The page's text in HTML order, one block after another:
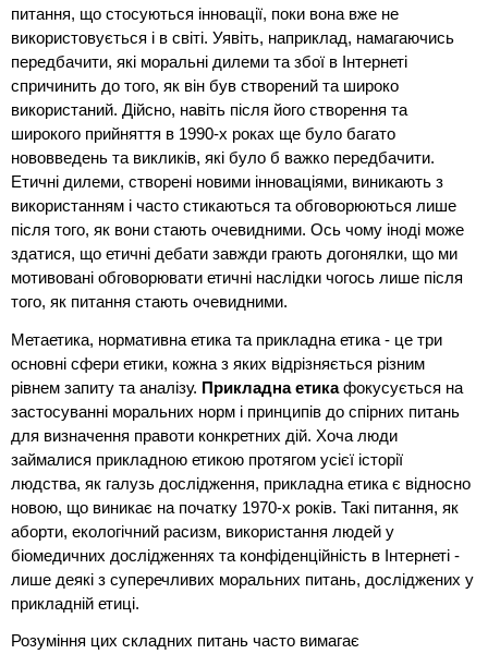
питання, що стосуються інновації, поки вона вже не
використовується і в світі. Уявіть, наприклад, намагаючись
передбачити, які моральні дилеми та збої в Інтернеті
спричинить до того, як він був створений та широко
використаний. Дійсно, навіть після його створення та
широкого прийняття в 1990-х роках ще було багато
нововведень та викликів, які було б важко передбачити.
Етичні дилеми, створені новими інноваціями, виникають з
використанням і часто стикаються та обговорюються лише
після того, як вони стають очевидними. Ось чому іноді може
здатися, що етичні дебати завжди грають догонялки, що ми
мотивовані обговорювати етичні наслідки чогось лише після
того, як питання стають очевидними.
Метаетика, нормативна етика та прикладна етика - це три
основні сфери етики, кожна з яких відрізняється різним
рівнем запиту та аналізу. Прикладна етикафокусується на
застосуванні моральних норм і принципів до спірних питань
для визначення правоти конкретних дій. Хоча люди
займалися прикладною етикою протягом усієї історії
людства, як галузь дослідження, прикладна етика є відносно
новою, що виникає на початку 1970-х років. Такі питання, як
аборти, екологічний расизм, використання людей у
біомедичних дослідженнях та конфіденційність в Інтернеті -
лише деякі з суперечливих моральних питань, досліджених у
прикладній етиці.
Розуміння цих складних питань часто вимагає